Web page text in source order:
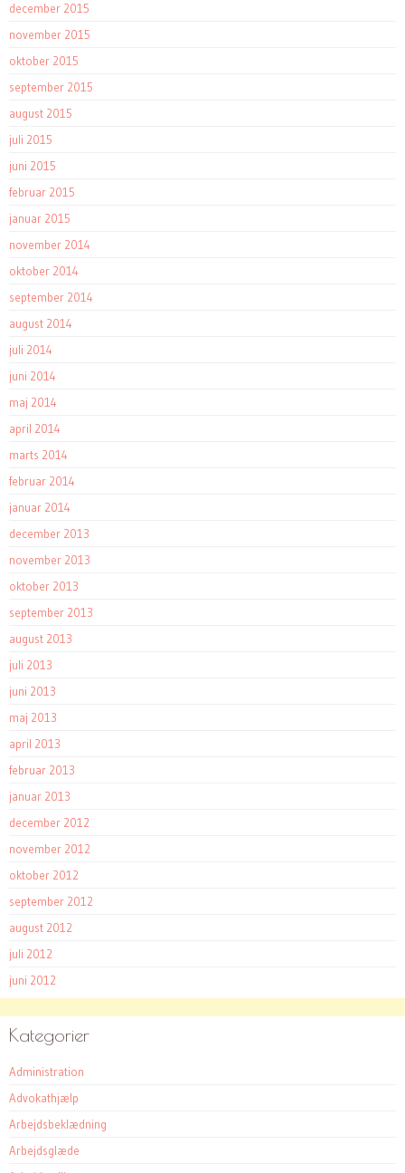
december 2015
november 2015
oktober 2015
september 2015
august 2015
juli 2015
juni 2015
februar 2015
januar 2015
november 2014
oktober 2014
september 2014
august 2014
juli 2014
juni 2014
maj 2014
april 2014
marts 2014
februar 2014
januar 2014
december 2013
november 2013
oktober 2013
september 2013
august 2013
juli 2013
juni 2013
maj 2013
april 2013
februar 2013
januar 2013
december 2012
november 2012
oktober 2012
september 2012
august 2012
juli 2012
juni 2012
Kategorier
Administration
Advokathjælp
Arbejdsbeklædning
Arbejdsglæde